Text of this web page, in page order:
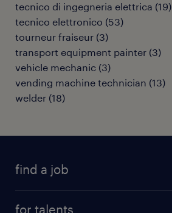
tecnico di ingegneria elettrica (19)
tecnico elettronico (53)
tourneur fraiseur (3)
transport equipment painter (3)
vehicle mechanic (3)
vending machine technician (13)
welder (18)
find a job
for talents